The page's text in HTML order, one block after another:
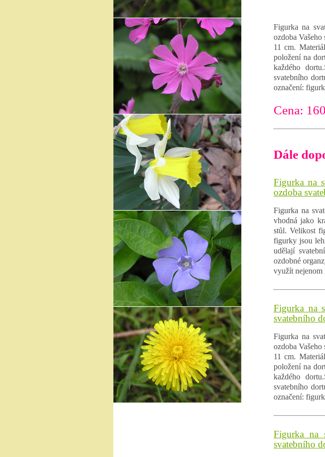
Figurka na
ozdoba
11 cm.
položení na
každého
svatebního
označení:
Cena:
Dále
Figurka na
ozdoba
Figurka na
vhodná jako
stůl. Velikost
figurky jsou
udělají
ozdobné
využít nejenom
Figurka na
svatebního
Figurka na
ozdoba
11 cm.
položení na
každého
svatebního
označení:
Figurka na
svatebního